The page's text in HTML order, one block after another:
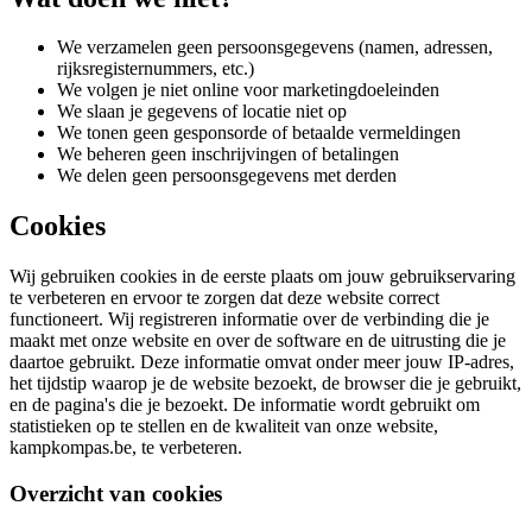
We verzamelen geen persoonsgegevens (namen, adressen,
rijksregisternummers, etc.)
We volgen je niet online voor marketingdoeleinden
We slaan je gegevens of locatie niet op
We tonen geen gesponsorde of betaalde vermeldingen
We beheren geen inschrijvingen of betalingen
We delen geen persoonsgegevens met derden
Cookies
Wij gebruiken cookies in de eerste plaats om jouw gebruikservaring
te verbeteren en ervoor te zorgen dat deze website correct
functioneert. Wij registreren informatie over de verbinding die je
maakt met onze website en over de software en de uitrusting die je
daartoe gebruikt. Deze informatie omvat onder meer jouw IP-adres,
het tijdstip waarop je de website bezoekt, de browser die je gebruikt,
en de pagina's die je bezoekt. De informatie wordt gebruikt om
statistieken op te stellen en de kwaliteit van onze website,
kampkompas.be, te verbeteren.
Overzicht van cookies